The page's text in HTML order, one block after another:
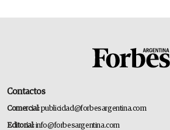
Contactos
Comercial:publicidad@forbesargentina.com
Editorial:info@forbesargentina.com